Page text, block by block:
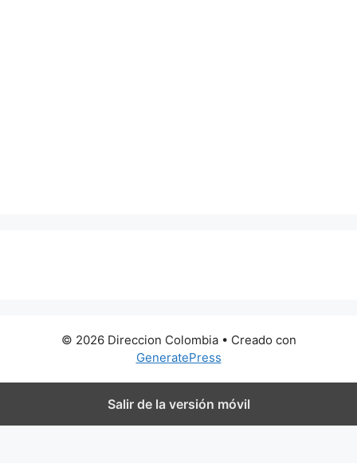
© 2026 Direccion Colombia• Creado con
GeneratePress
Salir de la versión móvil